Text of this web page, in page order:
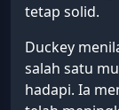
tetap solid.
Duckey
salah satu
hadapi. Ia